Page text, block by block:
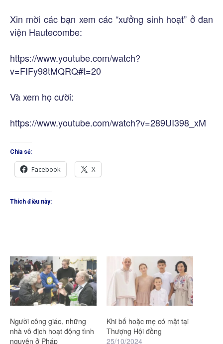
Xin mời các bạn xem các “xưởng sinh hoạt” ở đan
viện Hautecombe:
https://www.youtube.com/watch?
v=FIFy98tMQRQ#t=20
Và xem họ cười:
https://www.youtube.com/watch?v=289UI398_xM
Chia sẻ:
Facebook X
Thích điều này:
Người công giáo, những
nhà vô địch hoạt động tình
nguyện ở Pháp
Khi bố hoặc mẹ có mặt tại
Thượng Hội đồng
25/10/2024